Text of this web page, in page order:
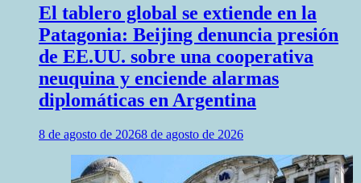
El tablero global se extiende en la
Patagonia: Beijing denuncia presión
de EE.UU. sobre una cooperativa
neuquina y enciende alarmas
diplomáticas en Argentina
8 de agosto de 20268 de agosto de 2026